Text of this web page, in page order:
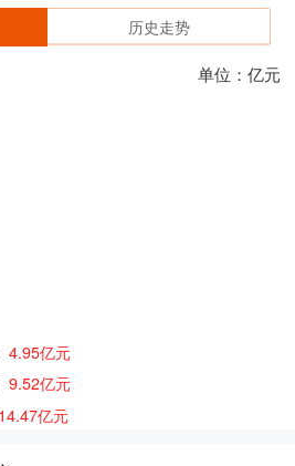
历史走势
单位：亿元
4.95亿元
9.52亿元
14.47亿元